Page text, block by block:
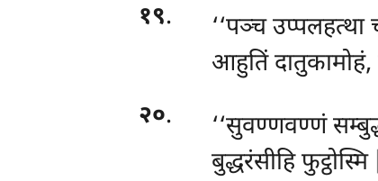
१९. ‘‘पञ्चउप्पलहत्था
आहुतिं दातुकामोहं,
२०.
‘‘सुवण्णवण्णं
बुद्धरंसीहि फुट्ठोस्मि